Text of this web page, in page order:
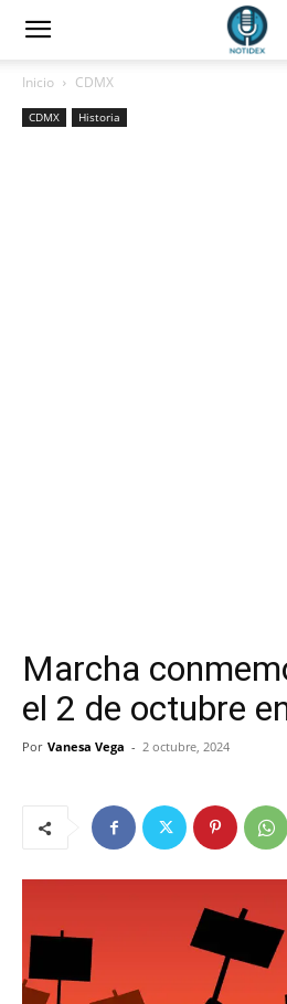
Inicio CDMX
CDMX Historia
Marcha
el 2 de octubre
Por Vanesa Vega - 2 octubre, 2024